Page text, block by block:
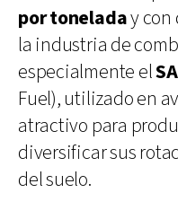
por toneladay con
la industria de
especialmente el
Fuel), utilizado en
atractivo para
diversificar sus
del suelo.